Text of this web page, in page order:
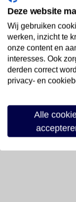
Deze website
Wij gebruiken
werken, inzicht te
onze content en
interesses. Ook
derden correct
privacy- en
Alle